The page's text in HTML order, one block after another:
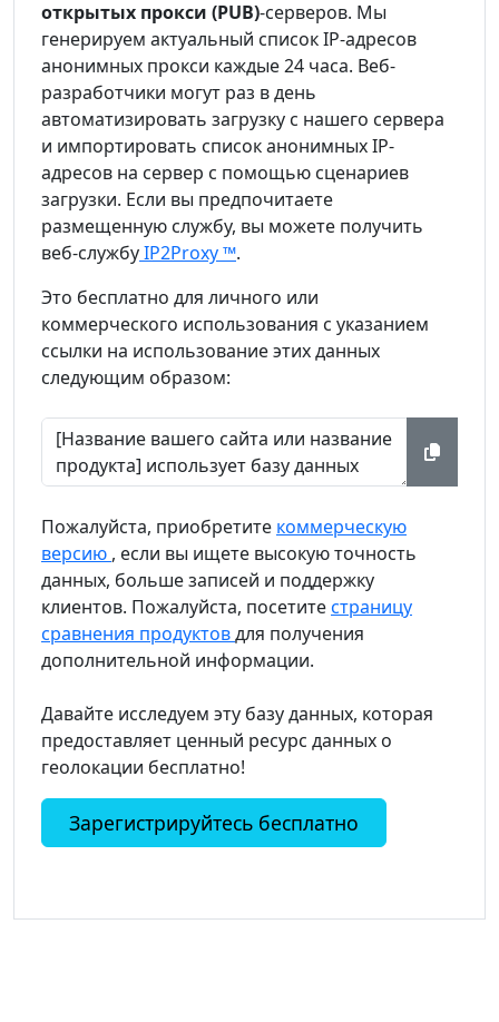
открытых прокси (PUB)-серверов. Мы
генерируем актуальный список IP-адресов
анонимных прокси каждые 24 часа. Веб-
разработчики могут раз в день
автоматизировать загрузку с нашего сервера
и импортировать список анонимных IP-
адресов на сервер с помощью сценариев
загрузки. Если вы предпочитаете
размещенную службу, вы можете получить
веб-службуIP2Proxy ™.
Это бесплатно для личного или
коммерческого использования с указанием
ссылки на использование этих данных
следующим образом:
Пожалуйста, приобретите коммерческую
версию , если вы ищете высокую точность
данных, больше записей и поддержку
клиентов. Пожалуйста, посетитестраницу
сравнения продуктовдля получения
дополнительной информации.
Давайте исследуем эту базу данных, которая
предоставляет ценный ресурс данных о
геолокации бесплатно!
Зарегистрируйтесь бесплатно